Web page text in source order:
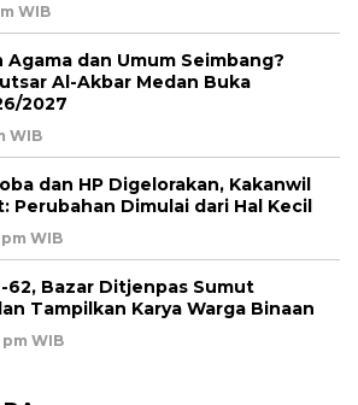
WIB
dan Umum Seimbang?
Al-Akbar Medan Buka
2027
WIB
dan HP Digelorakan, Kakanwil
Perubahan Dimulai dari Hal Kecil
WIB
62, Bazar Ditjenpas Sumut
Tampilkan Karya Warga Binaan
WIB